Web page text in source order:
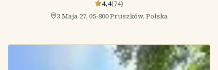
4,4(74)
3 Maja 27, 05-800 Pruszków, Polska